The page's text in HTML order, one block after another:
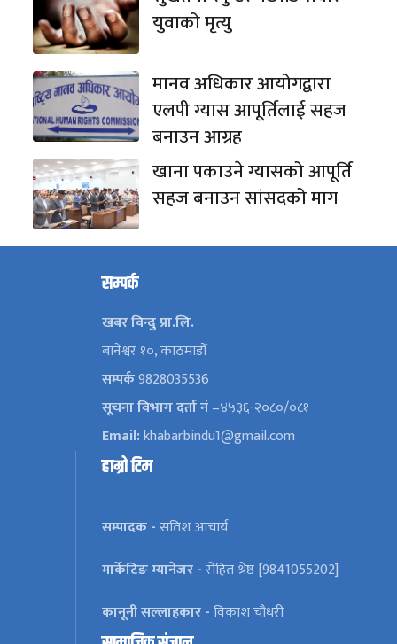
युवाको मृत्यु
मानव अधिकार आयोगद्वारा
एलपी ग्यास आपूर्तिलाई सहज
बनाउन आग्रह
खाना पकाउने ग्यासको आपूर्ति
सहज बनाउन सांसदको माग
सम्पर्क
खबर विन्दु प्रा.लि.
बानेश्वर १०, काठमाडौँ
सम्पर्क9828035536
सूचना विभाग दर्ता नं–४५३६-२०८०/०८१
Email:khabarbindu1@gmail.com
हाम्रो टिम
सम्पादक -सतिश आचार्य
मार्केटिङ म्यानेजर -रोहित श्रेष्ठ [9841055202]
कानूनी सल्लाहकार -विकाश चौधरी